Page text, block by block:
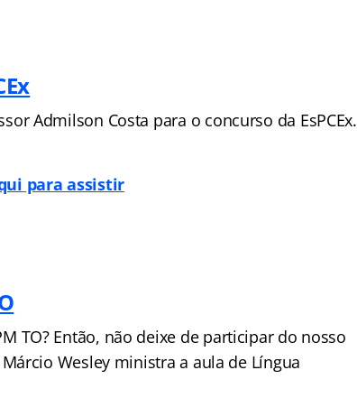
Admilson Costa para o concurso da EsPCEx.
para assistir
TO? Então, não deixe de participar do nosso
Wesley ministra a aula de Língua